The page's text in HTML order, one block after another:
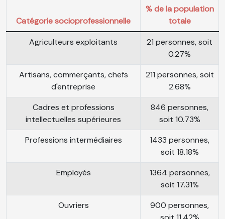
Catégorie socioprofessionnelle
% de la population
totale
Agriculteurs exploitants
21 personnes, soit
0.27%
Artisans, commerçants, chefs
d'entreprise
211 personnes, soit
2.68%
Cadres et professions
intellectuelles supérieures
846 personnes,
soit 10.73%
Professions intermédiaires
1433 personnes,
soit 18.18%
Employés
1364 personnes,
soit 17.31%
Ouvriers
900 personnes,